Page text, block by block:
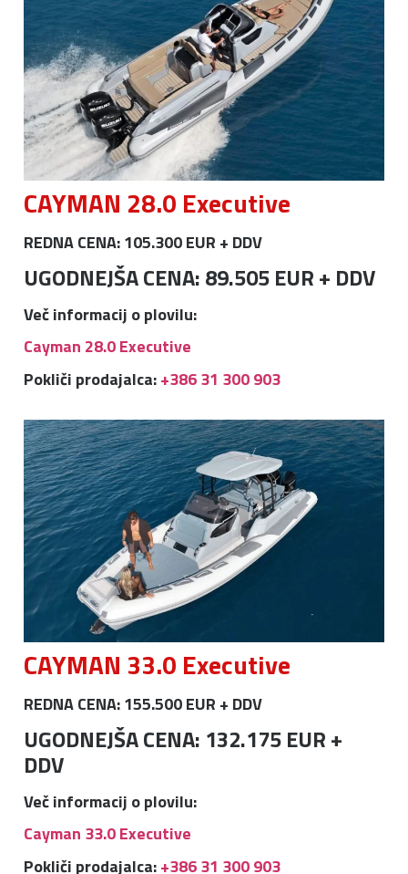
CAYMAN 28.0 Executive
REDNA CENA: 105.300 EUR + DDV
UGODNEJŠA CENA: 89.505 EUR + DDV
Več informacij o plovilu:
Cayman 28.0 Executive
Pokliči prodajalca:+386 31 300 903
CAYMAN 33.0 Executive
REDNA CENA: 155.500 EUR + DDV
UGODNEJŠA CENA: 132.175 EUR +
DDV
Več informacij o plovilu:
Cayman 33.0 Executive
Pokliči prodajalca:+386 31 300 903